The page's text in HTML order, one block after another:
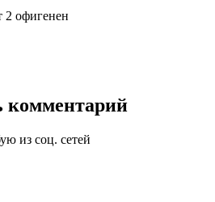
офигенен
комментарий
из соц. сетей